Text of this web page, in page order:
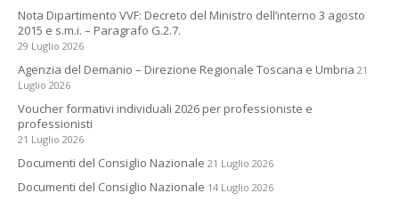
Nota Dipartimento VVF: Decreto del Ministro dell’interno 3 agosto
2015 e s.m.i. – Paragrafo G.2.7.
29 Luglio 2026
Agenzia del Demanio – Direzione Regionale Toscana e Umbria 21
Luglio 2026
Voucher formativi individuali 2026 per professioniste e
professionisti
21 Luglio 2026
Documenti del Consiglio Nazionale 21 Luglio 2026
Documenti del Consiglio Nazionale 14 Luglio 2026